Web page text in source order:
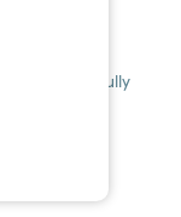
Bologna. Fully